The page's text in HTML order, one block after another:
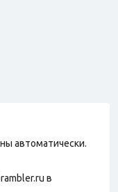
автоматически.
в